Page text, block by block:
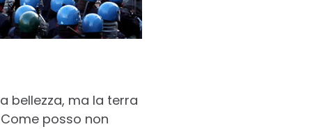
bellezza, ma la terra
posso non